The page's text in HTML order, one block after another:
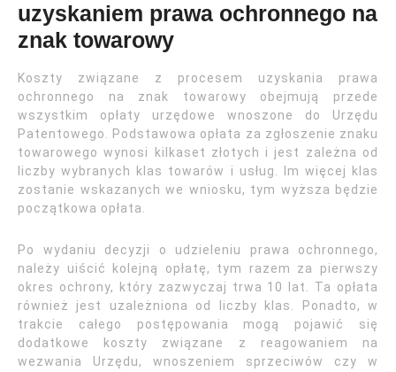
uzyskaniem prawa ochronnego na
znak towarowy
Koszty związane z procesem uzyskania prawa
ochronnego na znak towarowy obejmują przede
wszystkim opłaty urzędowe wnoszone do Urzędu
Patentowego. Podstawowa opłata za zgłoszenie znaku
towarowego wynosi kilkaset złotych i jest zależna od
liczby wybranych klas towarów i usług. Im więcej klas
zostanie wskazanych we wniosku, tym wyższa będzie
początkowa opłata.
Po wydaniu decyzji o udzieleniu prawa ochronnego,
należy uiścić kolejną opłatę, tym razem za pierwszy
okres ochrony, który zazwyczaj trwa 10 lat. Ta opłata
również jest uzależniona od liczby klas. Ponadto, w
trakcie całego postępowania mogą pojawić się
dodatkowe koszty związane z reagowaniem na
wezwania Urzędu, wnoszeniem sprzeciwów czy w